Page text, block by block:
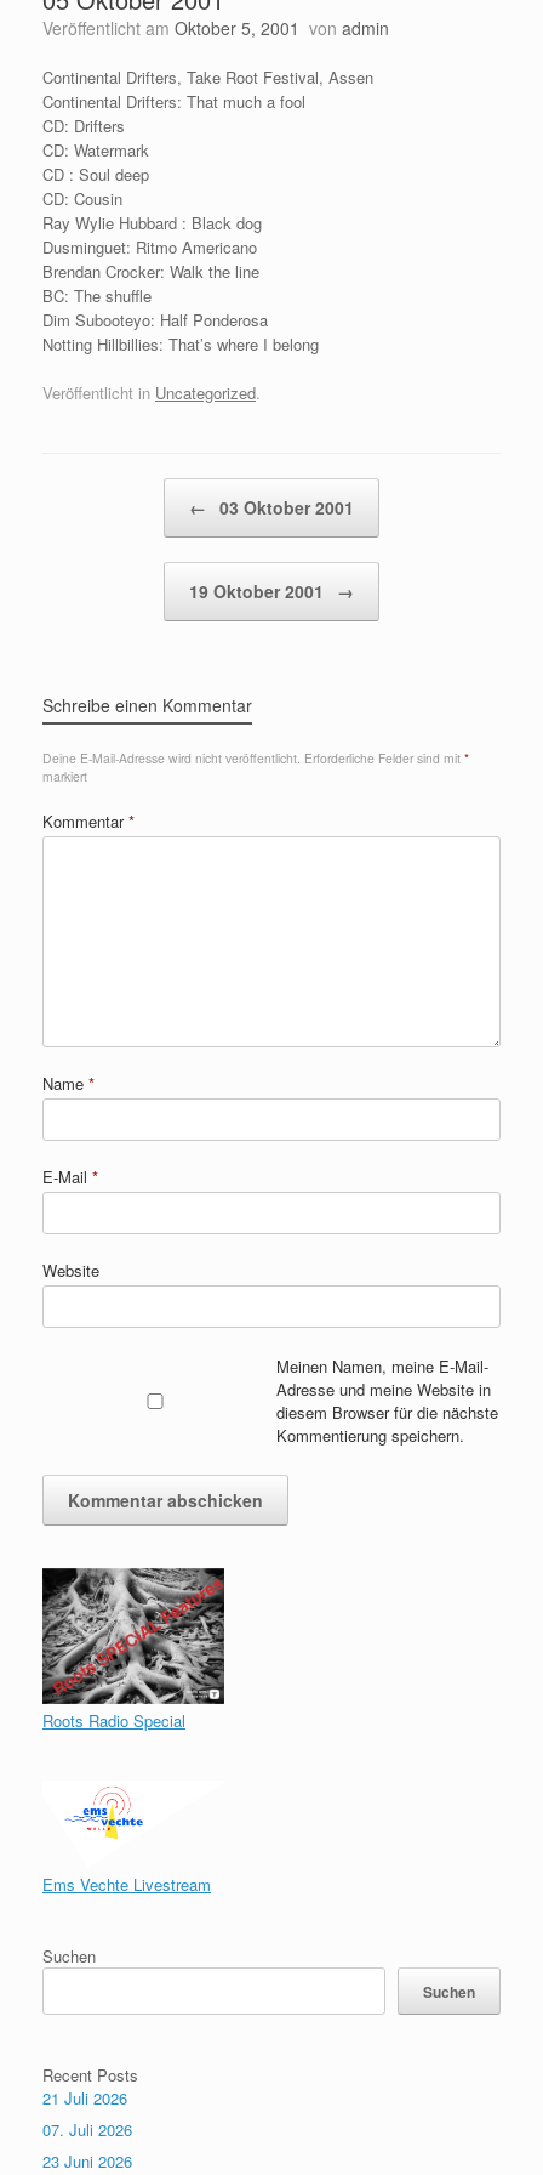
Veröffentlicht am Oktober 5, 2001 von admin
Continental Drifters, Take Root Festival, Assen
Continental Drifters: That much a fool
CD: Drifters
CD: Watermark
CD : Soul deep
CD: Cousin
Ray Wylie Hubbard : Black dog
Dusminguet: Ritmo Americano
Brendan Crocker: Walk the line
BC: The shuffle
Dim Subooteyo: Half Ponderosa
Notting Hillbillies: That’s where I belong
Veröffentlicht in Uncategorized.
← 03 Oktober 2001
19 Oktober 2001 →
Schreibe einen Kommentar
Deine E-Mail-Adresse wird nicht veröffentlicht. Erforderliche Felder sind mit *
markiert
Kommentar*
Name *
E-Mail *
Website
Meinen Namen, meine E-Mail-
Adresse und meine Website in
diesem Browser für die nächste
Kommentierung speichern.
Roots Radio Special
Ems Vechte Livestream
Suchen
Suchen
Recent Posts
21 Juli 2026
07. Juli 2026
23 Juni 2026